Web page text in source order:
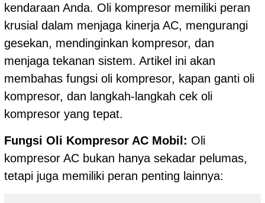
kendaraan Anda. Oli kompresor memiliki peran
krusial dalam menjaga kinerja AC, mengurangi
gesekan, mendinginkan kompresor, dan
menjaga tekanan sistem. Artikel ini akan
membahas fungsi oli kompresor, kapan ganti oli
kompresor, dan langkah-langkah cek oli
kompresor yang tepat.
Fungsi Oli Kompresor AC Mobil: Oli
kompresor AC bukan hanya sekadar pelumas,
tetapi juga memiliki peran penting lainnya: